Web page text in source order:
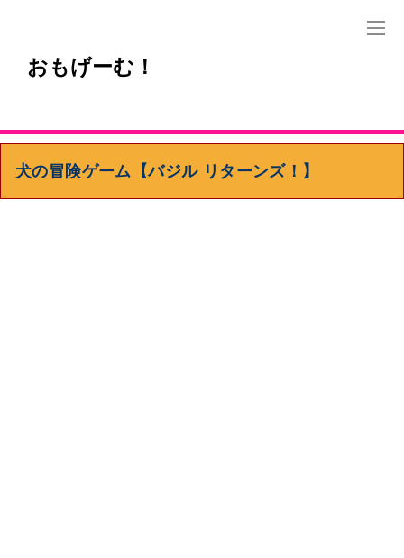
おもげーむ！
犬の冒険ゲーム【バジル リターンズ！】